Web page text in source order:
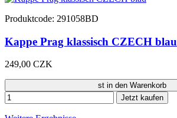
Produktcode: 291058BD
Kappe Prag klassisch CZECH blau
249,00 CZK
st in den Warenkorb
Jetzt kaufen